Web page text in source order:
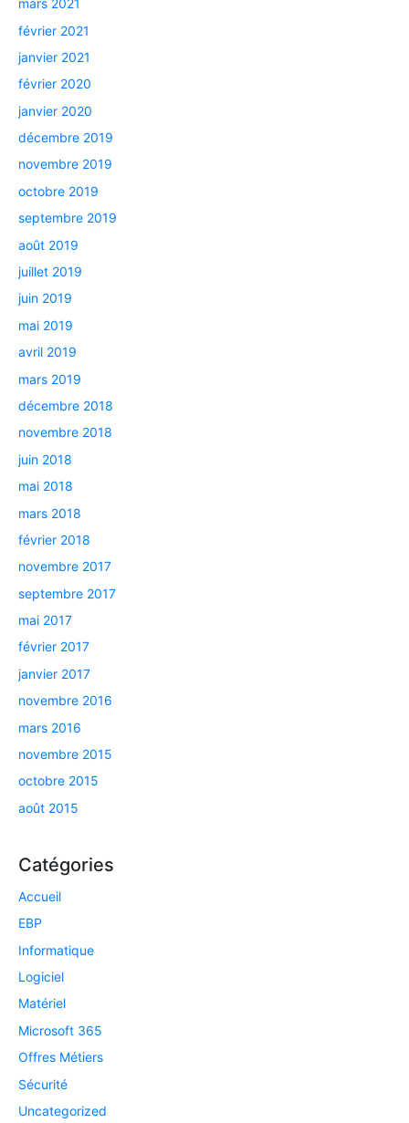
mars 2021
février 2021
janvier 2021
février 2020
janvier 2020
décembre 2019
novembre 2019
octobre 2019
septembre 2019
août 2019
juillet 2019
juin 2019
mai 2019
avril 2019
mars 2019
décembre 2018
novembre 2018
juin 2018
mai 2018
mars 2018
février 2018
novembre 2017
septembre 2017
mai 2017
février 2017
janvier 2017
novembre 2016
mars 2016
novembre 2015
octobre 2015
août 2015
Catégories
Accueil
EBP
Informatique
Logiciel
Matériel
Microsoft 365
Offres Métiers
Sécurité
Uncategorized